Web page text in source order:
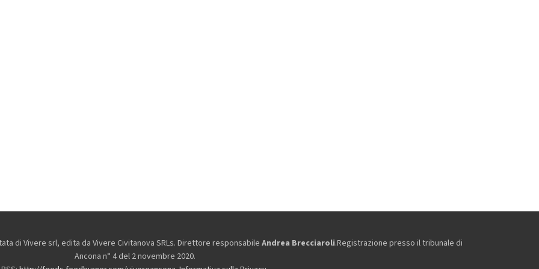
di Vivere srl, edita da Vivere Civitanova SRLs. Direttore responsabile Andrea Brecciaroli.Registrazione presso il tribunale di
Ancona n° 4 del 2 novembre 2020.